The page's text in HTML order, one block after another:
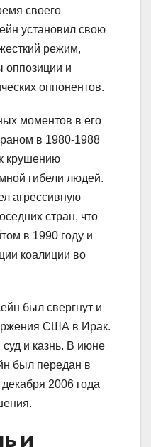
своего
установил свою
режим,
и
оппонентов.
моментов в его
в 1980-1988
крушению
гибели людей.
агрессивную
стран, что
в 1990 году и
коалиции во
был свергнут и
США в Ирак.
и казнь. В июне
был передан в
2006 года
и